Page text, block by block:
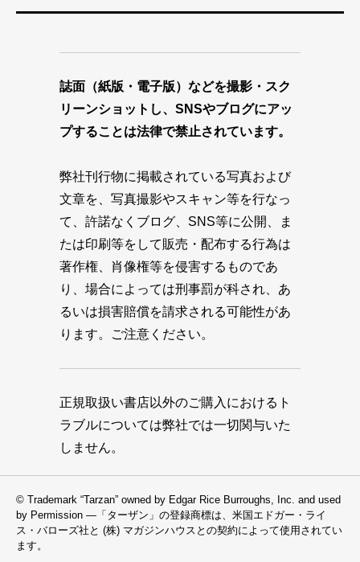
誌面（紙版・電子版）などを撮影・スク
リーンショットし、SNSやブログにアッ
プすることは法律で禁止されています。
弊社刊行物に掲載されている写真および
文章を、写真撮影やスキャン等を行なっ
て、許諾なくブログ、SNS等に公開、ま
たは印刷等をして販売・配布する行為は
著作権、肖像権等を侵害するものであ
り、場合によっては刑事罰が科され、あ
るいは損害賠償を請求される可能性があ
ります。ご注意ください。
正規取扱い書店以外のご購入におけるト
ラブルについては弊社では一切関与いた
しません。
© Trademark “Tarzan” owned by Edgar Rice Burroughs, Inc. and used
by Permission —「ターザン」の登録商標は、米国エドガー・ライ
ス・バローズ社と (株) マガジンハウスとの契約によって使用されてい
ます。